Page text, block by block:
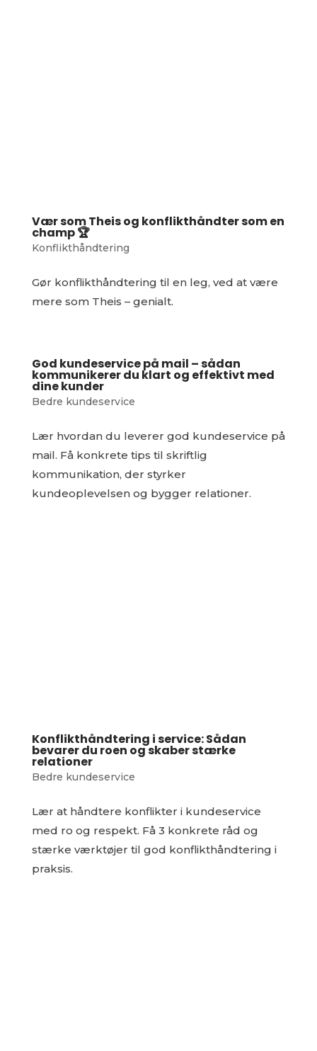
Vær som Theis og konflikthåndter som en
champ 🏆
Konflikthåndtering
Gør konflikthåndtering til en leg, ved at være
mere som Theis – genialt.
God kundeservice på mail – sådan
kommunikerer du klart og effektivt med
dine kunder
Bedre kundeservice
Lær hvordan du leverer god kundeservice på
mail. Få konkrete tips til skriftlig
kommunikation, der styrker
kundeoplevelsen og bygger relationer.
Konflikthåndtering i service: Sådan
bevarer du roen og skaber stærke
relationer
Bedre kundeservice
Lær at håndtere konflikter i kundeservice
med ro og respekt. Få 3 konkrete råd og
stærke værktøjer til god konflikthåndtering i
praksis.